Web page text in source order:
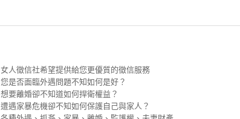
女人徵信社希望提供給您更優質的徵信服務
您是否面臨外遇問題不知如何是好？
想要離婚卻不知道如何捍衛權益？
遭遇家暴危機卻不知如何保護自己與家人？
各種外遇、抓姦、家暴、離婚、監護權、夫妻財產